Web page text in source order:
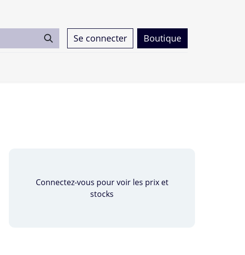
Se connecter Boutique
Connectez-vous pour voir les prix et
stocks